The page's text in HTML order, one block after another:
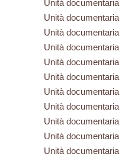
Unità documentaria
Unità documentaria
Unità documentaria
Unità documentaria
Unità documentaria
Unità documentaria
Unità documentaria
Unità documentaria
Unità documentaria
Unità documentaria
Unità documentaria